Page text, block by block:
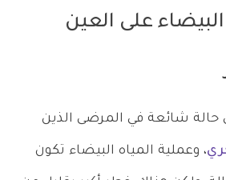
على العين
حالة شائعة في المرضى الذين
، وعملية المياه البيضاء تكون